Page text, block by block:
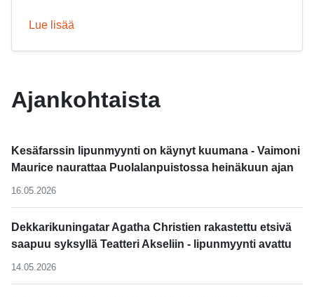
Ajankohtaista
Kesäfarssin lipunmyynti on käynyt kuumana - Vaimoni
Maurice naurattaa Puolalanpuistossa heinäkuun ajan
16.05.2026
Dekkarikuningatar Agatha Christien rakastettu etsivä
saapuu syksyllä Teatteri Akseliin - lipunmyynti avattu
14.05.2026
Lue lisää